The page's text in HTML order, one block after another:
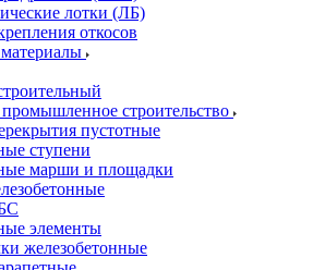
лотки (ЛБ)
откосов
строительство
пустотные
ступени
марши и площадки
элементы
железобетонные